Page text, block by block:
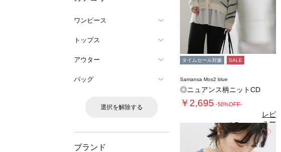
ワンピース
トップス
アウター
バッグ
選択を解除する
ブランド
タイムセール対象 SALE
Samansa Mos2 blue
◎ニュアンス柄ニットCD
￥2,695 -50%OFF-
4.5（2）
レビ
ュー
を見
る